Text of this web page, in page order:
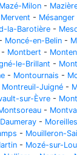
Mazé-Milon -
Mervent - Mésanger
la-Barotière -
- Moncé-en-Belin -
- Montbert -
le-Brillant -
- Montournais -
Montreuil-Juigné -
sur-Èvre -
-
- Moreilles
- Mouilleron-
- Mozé-sur-